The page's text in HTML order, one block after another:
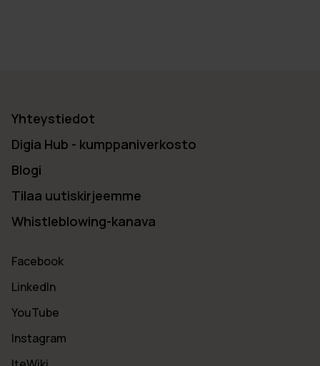
Yhteystiedot
Digia Hub - kumppaniverkosto
Blogi
Tilaa uutiskirjeemme
Whistleblowing-kanava
Facebook
LinkedIn
YouTube
Instagram